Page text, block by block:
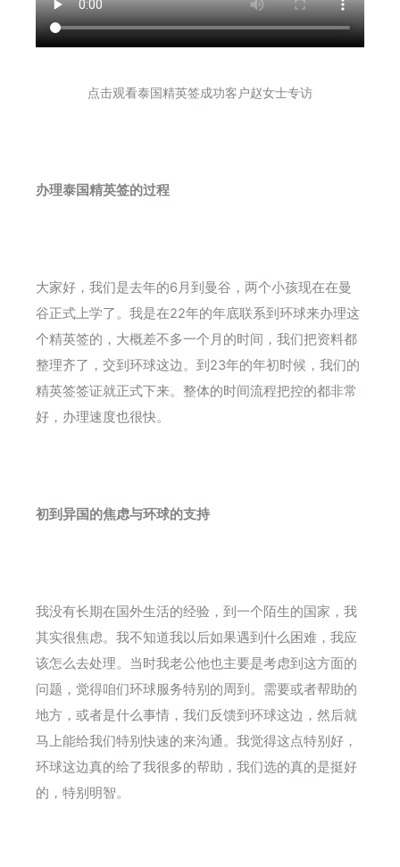
点击观看泰国精英签成功客户赵女士专访
办理泰国精英签的过程
大家好，我们是去年的6月到曼谷，两个小孩现在在曼
谷正式上学了。我是在22年的年底联系到环球来办理这
个精英签的，大概差不多一个月的时间，我们把资料都
整理齐了，交到环球这边。到23年的年初时候，我们的
精英签签证就正式下来。整体的时间流程把控的都非常
好，办理速度也很快。
初到异国的焦虑与环球的支持
我没有长期在国外生活的经验，到一个陌生的国家，我
其实很焦虑。我不知道我以后如果遇到什么困难，我应
该怎么去处理。当时我老公他也主要是考虑到这方面的
问题，觉得咱们环球服务特别的周到。需要或者帮助的
地方，或者是什么事情，我们反馈到环球这边，然后就
马上能给我们特别快速的来沟通。我觉得这点特别好，
环球这边真的给了我很多的帮助，我们选的真的是挺好
的，特别明智。